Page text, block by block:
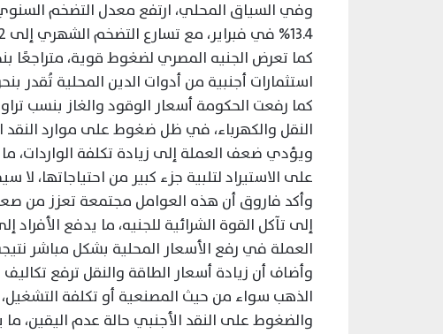
13.4% في فبراير، مع تسارع التضخم الشهري إلى 3.2%.
استثمارات أجنبية من أدوات الدين المحلية تُقدر بنحو 8 مليارات دولار، وفقًا لتقديرات وكالة
النقل والكهرباء، في ظل ضغوط على موارد النقد
ويؤدي ضعف العملة إلى زيادة تكلفة الواردات،
على الاستيراد لتلبية جزء كبير من احتياجاتها،
وأكد فاروق أن هذه العوامل مجتمعة تعزز من
إلى تآكل القوة الشرائية للجنيه، ما يدفع
العملة في رفع الأسعار المحلية بشكل مباشر
وأضاف أن زيادة أسعار الطاقة والنقل ترفع
الذهب سواء من حيث المصنعية أو تكلفة التشغيل،
والضغوط على النقد الأجنبي حالة عدم اليقين،